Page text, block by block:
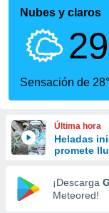
por
que se
calidad.
a este
las
y
forma
digital
basada
Nubes y claros
Sensación de 28°
Última hora
Heladas
promete
¡Descarga
Meteored!